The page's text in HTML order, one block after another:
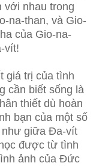
với nhau trong
na-than, và Gio-
của Gio-na-
vít!
giá trị của tình
cần biết sống là
thiết dù hoàn
bạn của một số
như giữa Đa-vít
được từ tình
ảnh của Đức